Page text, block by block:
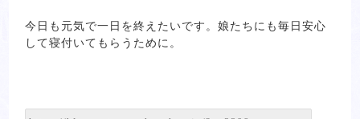
今日も元気で一日を終えたいです。娘たちにも毎日安心
して寝付いてもらうために。